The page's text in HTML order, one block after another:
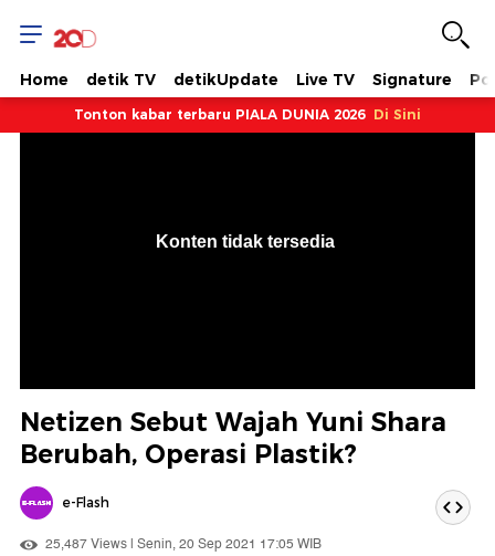
Home detik TV detikUpdate Live TV Signature
Tonton kabar terbaru PIALA DUNIA 2026 Di Sini
Konten tidak tersedia
Netizen Sebut Wajah Yuni Shara
Berubah, Operasi Plastik?
e-Flash
25,487 Views | Senin, 20 Sep 2021 17:05 WIB